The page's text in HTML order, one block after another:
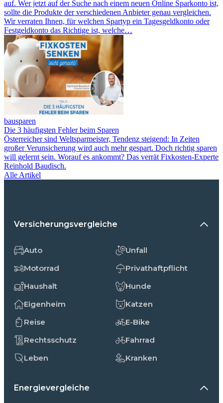
auf. Wer jetzt auf der Suche nach einem neuen Online Sparkonto ist,
sollte die Produkte der verschiedenen Anbieter genau vergleichen.
Wir verraten Ihnen, für welchen Spartyp ein Tagesgeldkonto oder
Festgeldkonto das Richtige ist, welche…
bausparen
Die 3 häufigsten Fehler beim Sparen
Österreicher sind Weltsparmeister, Tendenz steigend: In Zeiten
großer Verunsicherung wird auch mehr gespart. Doch richtig sparen
will gelernt sein. Worauf es ankommt? Das verrät Fixkosten-Experte
Reinhold Baudisch.
Alle Artikel
Versicherungsvergleiche
Auto
Motorrad
Haushalt
Eigenheim
Reise
Rechtsschutz
Leben
Unfall
Privathaftpflicht
Hunde
Katzen
E-Bike
Fahrrad
Kranken
Energievergleiche